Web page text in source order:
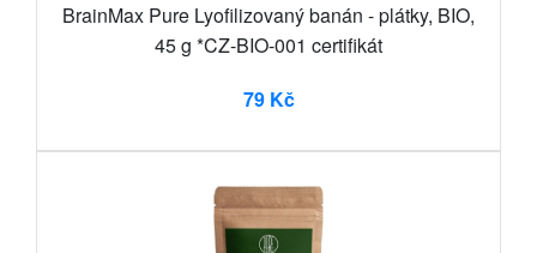
BrainMax Pure Lyofilizovaný banán - plátky, BIO,
45 g *CZ-BIO-001 certifikát
79 Kč